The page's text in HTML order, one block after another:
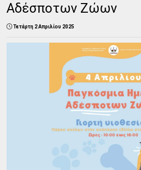
Αδέσποτων Ζώων
Τετάρτη 2 Απριλίου 2025